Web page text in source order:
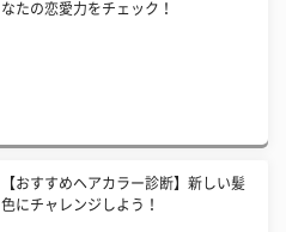
なたの恋愛力をチェック！
【おすすめヘアカラー診断】新しい髪
色にチャレンジしよう！